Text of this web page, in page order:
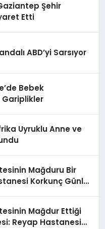
Şehir
Etti
ABD’yi Sarsıyor
Bebek
Gariplikler
Uyruklu Anne ve
Mağduru Bir
Korkunç Günleri
Mağdur Ettiği
Reyap Hastanesi